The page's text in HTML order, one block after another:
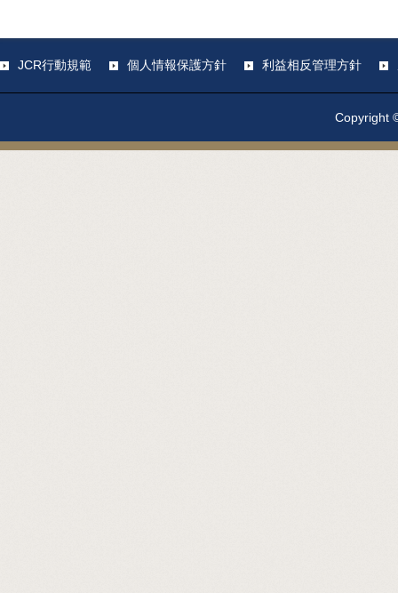
JCR行動規範 個人情報保護方針 利益相反管理方針
Copyright